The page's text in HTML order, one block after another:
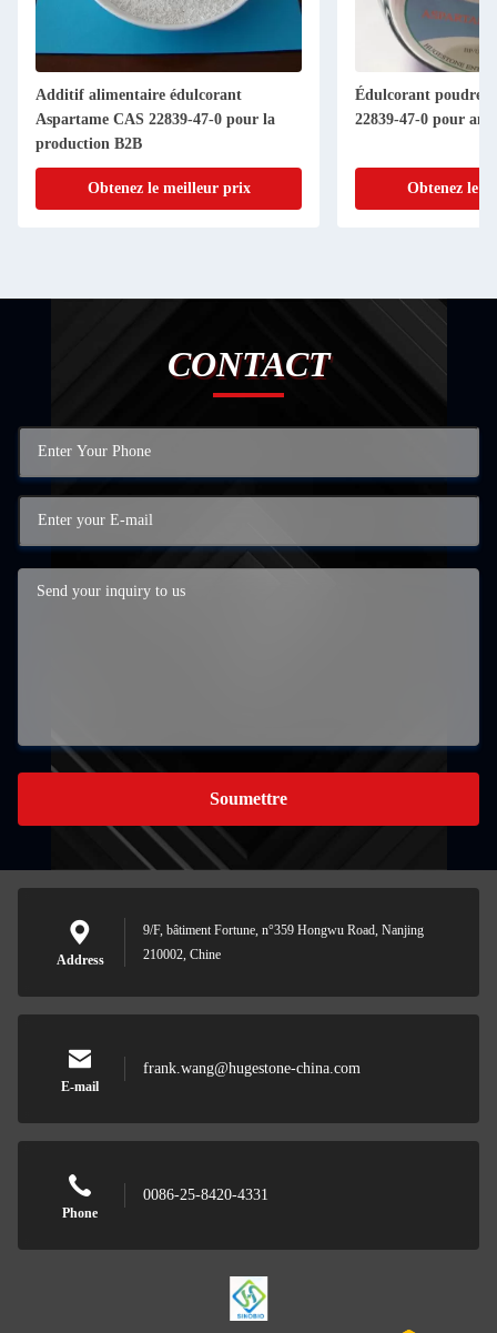
Additif alimentaire édulcorant
Aspartame CAS 22839-47-0 pour la
production B2B
Obtenez le meilleur prix
Édulcorant poudre
22839-47-0 pour
Obtenez le
CONTACT
Soumettre
Address
9/F, bâtiment Fortune, n°359 Hongwu Road, Nanjing
210002, Chine
E-mail
frank.wang@hugestone-china.com
Phone
0086-25-8420-4331